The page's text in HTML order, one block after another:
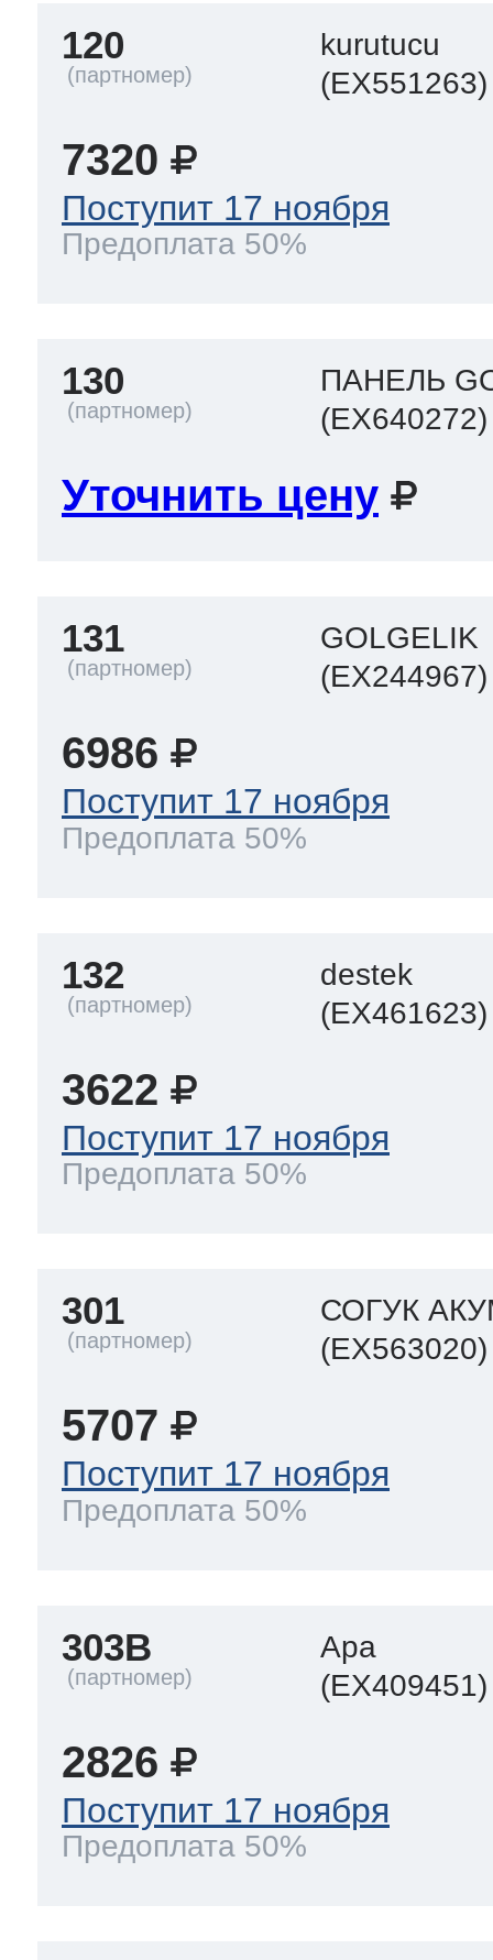
120
kurutucu
(EX551263)
7320
Поступит 17 ноября
Предоплата 50%
130
ПАНЕЛЬ
(EX640272)
Уточнить цену
131
GOLGELIK
(EX244967)
6986
Поступит 17 ноября
Предоплата 50%
132
destek
(EX461623)
3622
Поступит 17 ноября
Предоплата 50%
301
СОГУК
(EX563020)
5707
Поступит 17 ноября
Предоплата 50%
303B
Ара
(EX409451)
2826
Поступит 17 ноября
Предоплата 50%